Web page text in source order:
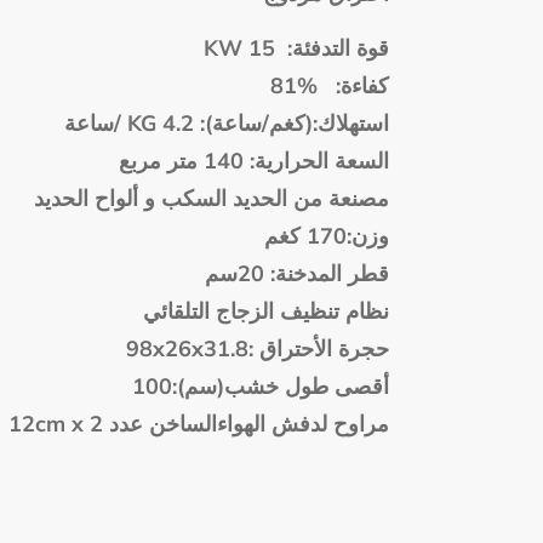
KW 15 :قوة التدفئة
كفاءة:
%81
ساعة/ KG استهلاك:(كغم/ساعة): 4.2
السعة الحرارية: 140 متر مربع
مصنعة من الحديد السكب و ألواح الحديد
وزن:170
كغم
قطر المدخنة: 20
سم
نظام تنظيف الزجاج التلقائي
98x26x31.8:
حجرة الأحتراق
أقصى طول خشب(سم):100
12cm x 2 مراوح لدفش الهواءالساخن عدد